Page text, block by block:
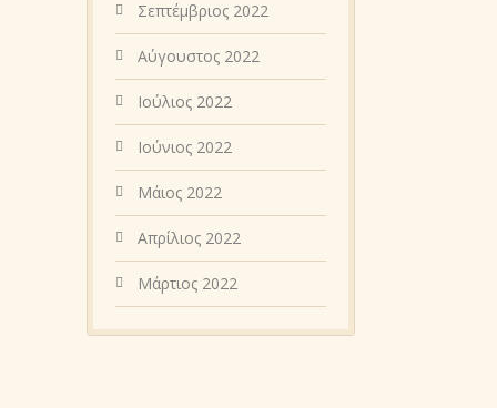
Σεπτέμβριος 2022
Αύγουστος 2022
Ιούλιος 2022
Ιούνιος 2022
Μάιος 2022
Απρίλιος 2022
Μάρτιος 2022